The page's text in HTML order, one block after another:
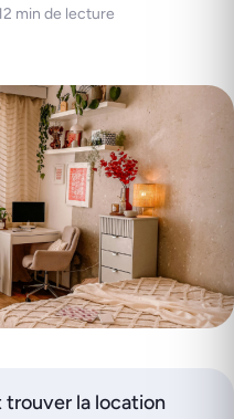
min de lecture
la location